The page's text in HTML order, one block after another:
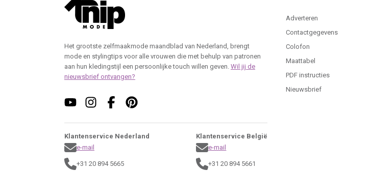
Het grootste zelfmaakmode maandblad van Nederland, brengt
mode en stylingtips voor alle vrouwen die met behulp van patronen
aan hun kledingstijl een persoonlijke touch willen geven. Wil jij de
nieuwsbrief ontvangen?
Klantenservice Nederland
e-mail
+31 20 894 5665
Klantenservice België
e-mail
+31 20 894 5661
Adverteren
Contactgegevens
Colofon
Maattabel
PDF instructies
Nieuwsbrief